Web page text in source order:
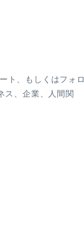
ト、もしくはフォロ
ス、企業、人間関